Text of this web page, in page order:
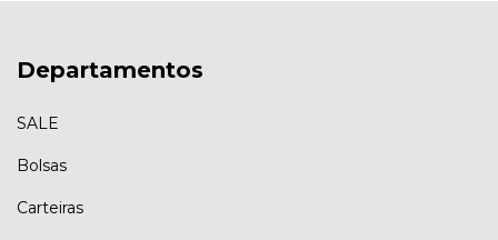
Departamentos
SALE
Bolsas
Carteiras